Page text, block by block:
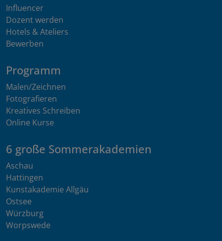
Influencer
Dozent werden
Hotels & Ateliers
Bewerben
Programm
Malen/Zeichnen
Fotografieren
Kreatives Schreiben
Online Kurse
6 große Sommerakademien
Aschau
Hattingen
Kunstakademie Allgäu
Ostsee
Würzburg
Worpswede